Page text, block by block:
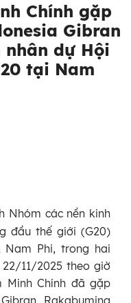
Chính gặp
Gibran
nhân dự Hội
tại Nam
Nhóm các nền kinh
đầu thế giới (G20)
Nam Phi, trong hai
11/2025 theo giờ
Minh Chính đã gặp